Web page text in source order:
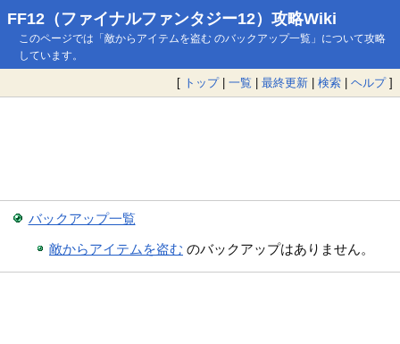
FF12（ファイナルファンタジー12）攻略Wiki
このページでは「敵からアイテムを盗む のバックアップ一覧」について攻略
しています。
[ トップ| 一覧 | 最終更新 | 検索 | ヘルプ]
バックアップ一覧
敵からアイテムを盗む のバックアップはありません。